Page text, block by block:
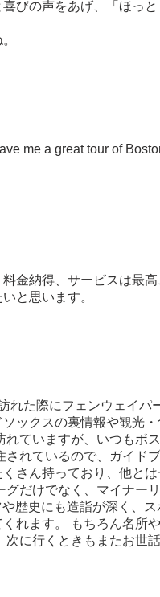
びの声をあげ、「ほっと
me a great tour of
金納得、サービスは最
と思います。
れた際にフェンウェイパ
ックスの裏情報や観光
ていますが、いつもボ
れているので、ガイド
さん持っており、他と
だけでなく、マイナー
歴史にも造詣が深く、ス
れます。 もちろん名所
に行くときもまたお世